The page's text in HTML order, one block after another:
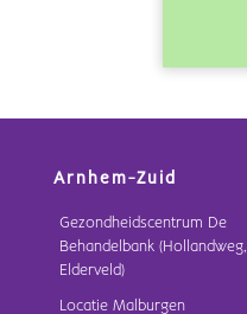
Arnhem-Zuid
Gezondheidscentrum De
Behandelbank (Hollandweg,
Elderveld)
Locatie Malburgen